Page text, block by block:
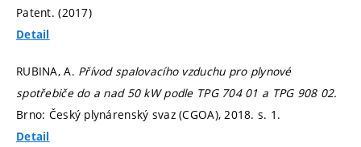
Patent. (2017)
Detail
RUBINA, A. Přívod spalovacího vzduchu pro plynové
spotřebiče do a nad 50 kW podle TPG 704 01 a TPG 908 02.
Brno: Český plynárenský svaz (CGOA), 2018.s. 1.
Detail